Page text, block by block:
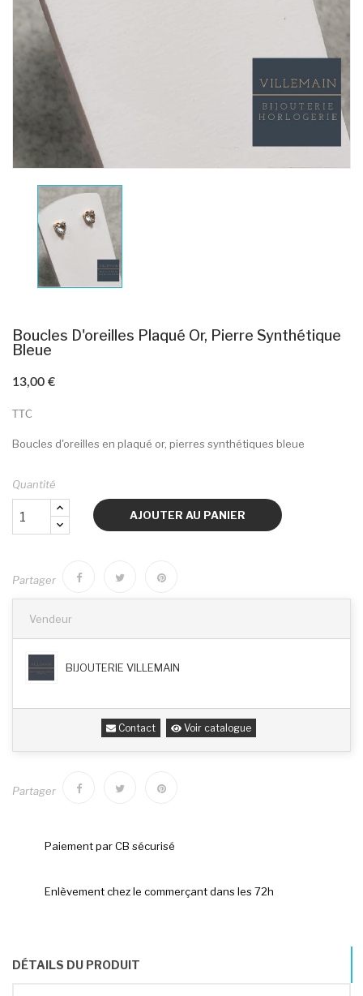
Boucles D'oreilles Plaqué Or, Pierre Synthétique
Bleue
13,00 €
TTC
Boucles d'oreilles en plaqué or, pierres synthétiques bleue
Quantité
AJOUTER AU PANIER
Partager
Vendeur
BIJOUTERIE VILLEMAIN
Contact Voir catalogue
Partager
Paiement par CB sécurisé
Enlèvement chez le commerçant dans les 72h
DÉTAILS DU PRODUIT